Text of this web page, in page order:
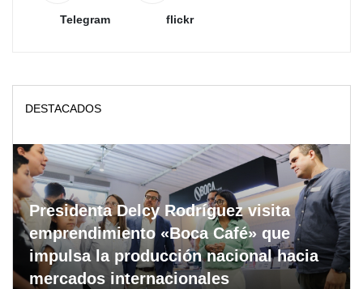
Telegram flickr
DESTACADOS
Presidenta Delcy Rodríguez visita
emprendimiento «Boca Café» que
impulsa la producción nacional hacia
mercados internacionales